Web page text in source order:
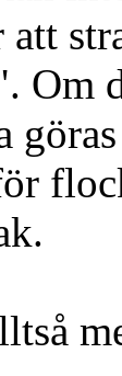
att
Om